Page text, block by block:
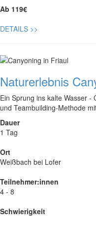
Ab 119€
DETAILS >>
Naturerlebnis
Ein Sprung ins kalte Wasser -
und Teambuilding-Methode
Dauer
1 Tag
Ort
Weißbach bei Lofer
Teilnehmer:innen
4 - 8
Schwierigkeit